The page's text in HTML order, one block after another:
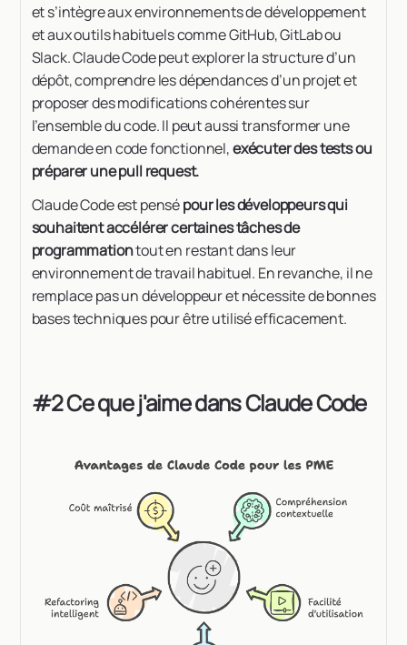
et s’intègre aux environnements de développement
et aux outils habituels comme GitHub, GitLab ou
Slack. Claude Code peut explorer la structure d’un
dépôt, comprendre les dépendances d’un projet et
proposer des modifications cohérentes sur
l’ensemble du code. Il peut aussi transformer une
demande en code fonctionnel,exécuter des tests ou
préparer une pull request.
Claude Code est pensépour les développeurs qui
souhaitent accélérer certaines tâches de
programmationtout en restant dans leur
environnement de travail habituel. En revanche, il ne
remplace pas un développeur et nécessite de bonnes
bases techniques pour être utilisé efficacement.
#2 Ce que j'aime dans Claude Code